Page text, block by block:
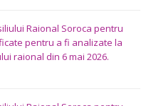
Raional Soroca pentru
pentru a fi analizate la
raional din 6 mai 2026.